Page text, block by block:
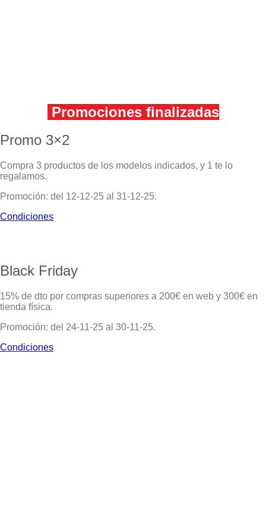
Promociones finalizadas
Promo 3×2
Compra 3 productos de los modelos indicados, y 1 te lo
regalamos.
Promoción: del 12-12-25 al 31-12-25.
Condiciones
Black Friday
15% de dto por compras superiores a 200€ en web y 300€ en
tienda física.
Promoción: del 24-11-25 al 30-11-25.
Condiciones